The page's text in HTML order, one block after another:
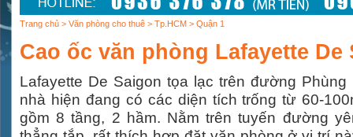
Trang chủ > Văn phòng cho thuê > Tp.HCM > Quận 1
Cao ốc văn phòng Lafayette De
Lafayette De Saigon tọa lạc trên đường
nhà hiện đang có các diện tích trống từ 60-
gồm 8 tầng, 2 hầm. Nằm trên tuyến đường